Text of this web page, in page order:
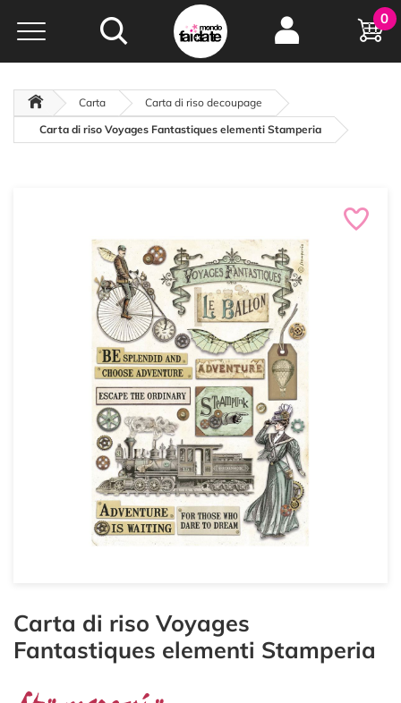
Hobby e
creatività...
oltre 15 anni online
0
Carta
Carta di riso decoupage
Carta di riso Voyages Fantastiques elementi Stamperia
Carta di riso Voyages
Fantastiques elementi Stamperia